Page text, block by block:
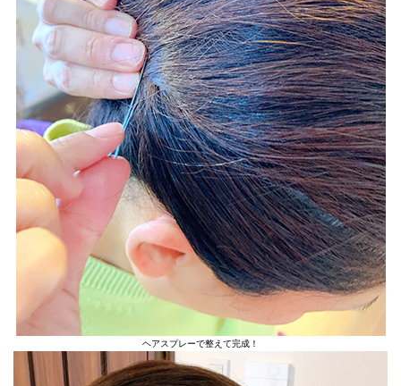
ヘアスプレーで整えて完成！